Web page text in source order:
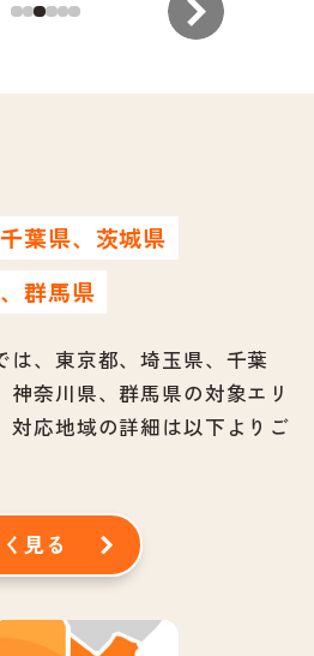
葉県、茨城県
群馬県
は、東京都、埼玉県、千葉
神奈川県、群馬県の対象エリ
対応地域の詳細は以下よりご
見る